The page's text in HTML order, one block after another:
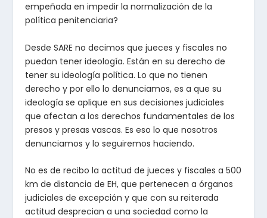
empeñada en impedir la normalización de la
política penitenciaria?
Desde SARE no decimos que jueces y fiscales no
puedan tener ideología. Están en su derecho de
tener su ideología política. Lo que no tienen
derecho y por ello lo denunciamos, es a que su
ideología se aplique en sus decisiones judiciales
que afectan a los derechos fundamentales de los
presos y presas vascas. Es eso lo que nosotros
denunciamos y lo seguiremos haciendo.
No es de recibo la actitud de jueces y fiscales a 500
km de distancia de EH, que pertenecen a órganos
judiciales de excepción y que con su reiterada
actitud desprecian a una sociedad como la